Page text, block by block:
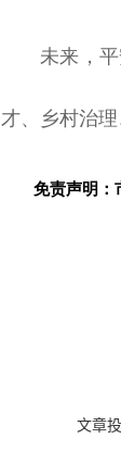
未来， 平
才、乡村治理
免责声明：
文章